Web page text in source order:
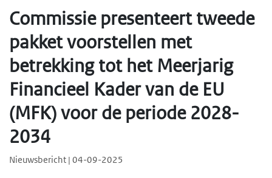
Commissie presenteert tweede
pakket voorstellen met
betrekking tot het Meerjarig
Financieel Kader van de EU
(MFK) voor de periode 2028-
2034
Nieuwsbericht | 04-09-2025